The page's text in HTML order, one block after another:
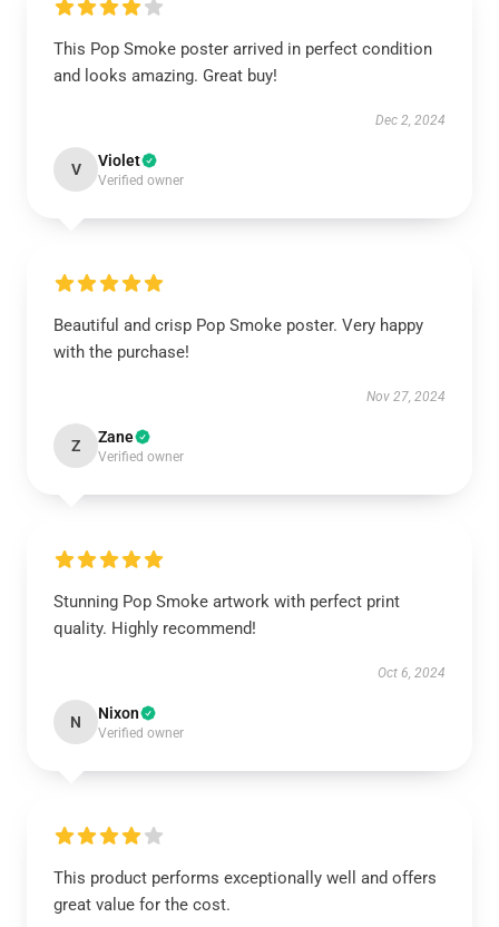
This Pop Smoke poster arrived in perfect condition
and looks amazing. Great buy!
Dec 2, 2024
V Violet
Verified owner
Beautiful and crisp Pop Smoke poster. Very happy
with the purchase!
Nov 27, 2024
Z Zane
Verified owner
Stunning Pop Smoke artwork with perfect print
quality. Highly recommend!
Oct 6, 2024
N Nixon
Verified owner
This product performs exceptionally well and offers
great value for the cost.